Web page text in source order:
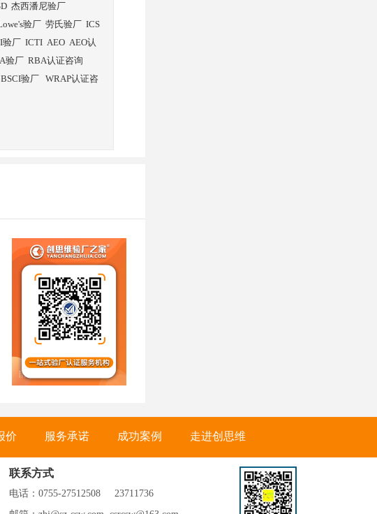
杰西潘尼验厂
验厂 劳氏验厂 ICS
验厂 ICTI AEO AEO认
验厂 RBA认证咨询
BSCI验厂 WRAP认证咨
价 服务承诺 成功案例 走进创思维
联系方式
电话：0755-27512508
23711736